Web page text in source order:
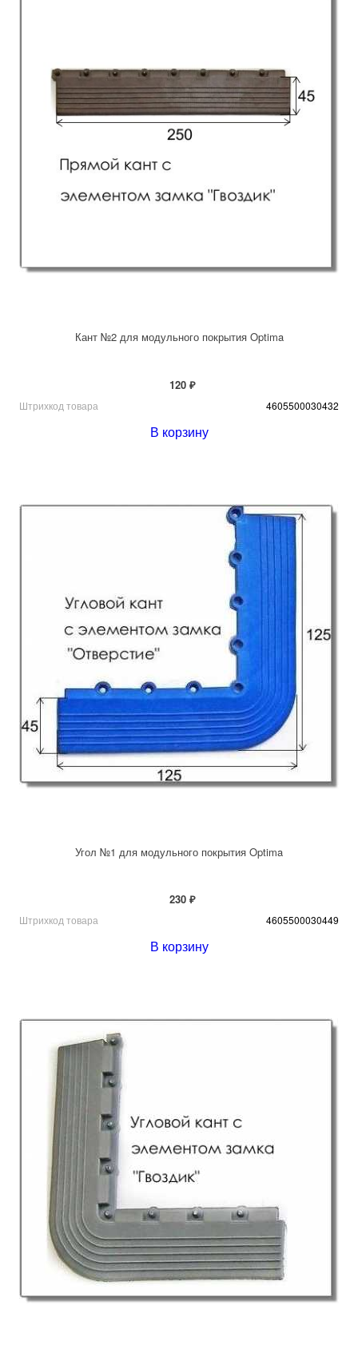
Кант №2 для модульного покрытия Optima
120 ₽
Штрихкод товара 4605500030432
В корзину
Угол №1 для модульного покрытия Optima
230 ₽
Штрихкод товара 4605500030449
В корзину